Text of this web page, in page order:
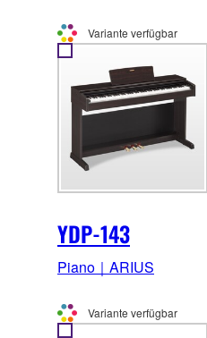
Variante verfügbar
YDP-143
Piano｜ARIUS
Variante verfügbar